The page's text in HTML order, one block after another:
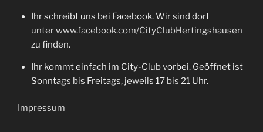
Ihr schreibt uns bei Facebook. Wir sind dort
unterwww.facebook.com/CityClubHertingshausen
zu finden.
Ihr kommt einfach im City-Club vorbei. Geöffnet ist
Sonntags bis Freitags, jeweils 17 bis 21 Uhr.
Impressum